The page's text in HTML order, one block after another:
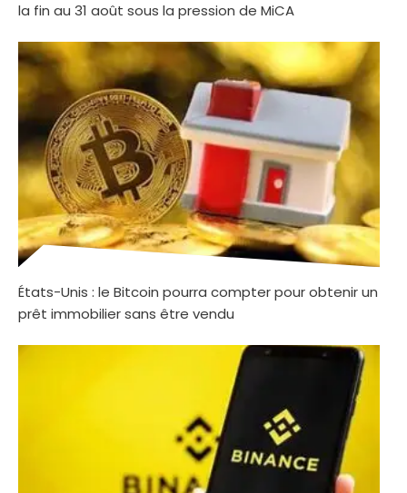
la fin au 31 août sous la pression de MiCA
États-Unis : le Bitcoin pourra compter pour obtenir un
prêt immobilier sans être vendu